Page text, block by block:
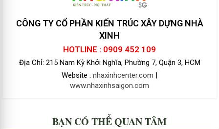
CÔNG TY CỔ PHẦN KIẾN TRÚC XÂY DỰNG NHÀ
XINH
HOTLINE : 0909 452 109
Địa Chỉ: 215 Nam Kỳ Khởi Nghĩa, Phường 7, Quận 3, HCM
Website : nhaxinhcenter.com |
www.nhaxinhsaigon.com
BẠN CÓ THỂ QUAN TÂM